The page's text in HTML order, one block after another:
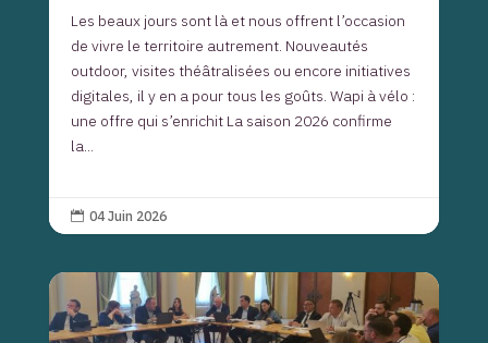
Les beaux jours sont là et nous offrent l’occasion
de vivre le territoire autrement. Nouveautés
outdoor, visites théâtralisées ou encore initiatives
digitales, il y en a pour tous les goûts. Wapi à vélo :
une offre qui s’enrichit La saison 2026 confirme
la...
 04 Juin 2026